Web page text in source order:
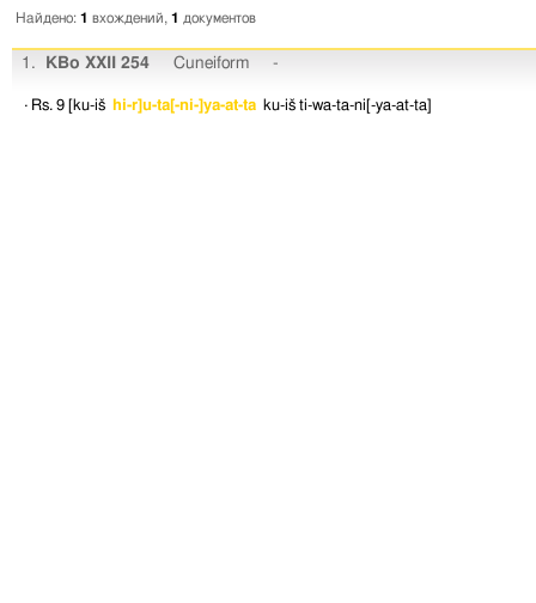
Найдено: 1 вхождений, 1 документов
1. KBo XXII 254 Cuneiform -
· Rs. 9 [ku-iš hi-r]u-ta[-ni-]ya-at-ta ku-iš ti-wa-ta-ni[-ya-at-ta]